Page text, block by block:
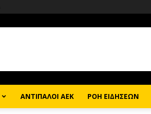
ΑΝΤΙΠΑΛΟΙ ΑΕΚ ΡΟΗ ΕΙΔΗΣΕΩΝ